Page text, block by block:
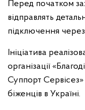
Перед початком
відправлять
підключення
Ініціатива
організації
Суппорт
біженців в Україні.